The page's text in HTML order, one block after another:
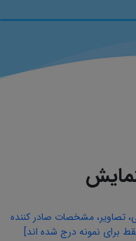
تصاویر، مشخصات صادر کننده
برای نمونه درج شده اند]